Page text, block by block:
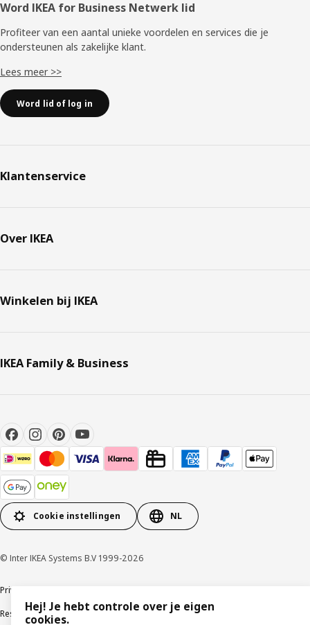
Word IKEA for Business Netwerk lid
Profiteer van een aantal unieke voordelen en services die je
ondersteunen als zakelijke klant.
Lees meer >>
Word lid of log in
Klantenservice
Over IKEA
Winkelen bij IKEA
IKEA Family & Business
Cookie instellingen NL
© Inter IKEA Systems B.V 1999-2026
Privacybeleid
Responsible Disclosure ProgramVerklaring digitale toegankelijkheid
Hej! Je hebt controle over je eigen
cookies.